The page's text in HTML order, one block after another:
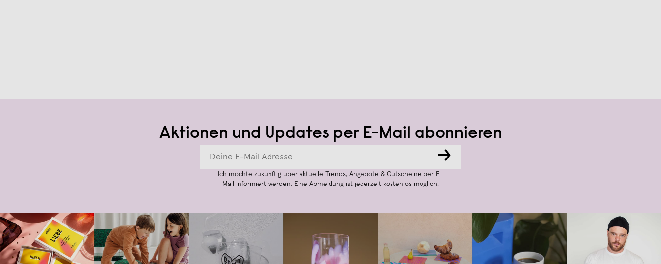
Aktionen und Updates per E-Mail abonnieren
→
Ich möchte zukünftig über aktuelle Trends, Angebote & Gutscheine per E-
Mail informiert werden. Eine Abmeldung ist jederzeit kostenlos möglich.